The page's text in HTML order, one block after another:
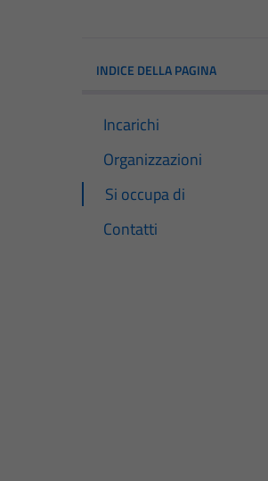
INDICE DELLA PAGINA
Incarichi
Organizzazioni
Si occupa di
Contatti